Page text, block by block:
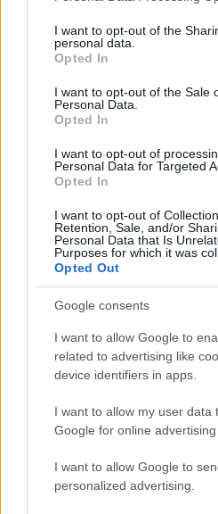
not limited to your visit or usage
grant or deny consent to Google
use your data for below specified
consent section.
I want to opt-out of the
personal data.
Opted In
I want to opt-out of the Sale
Personal Data.
Opted In
I want to opt-out of
Personal Data for Targeted
Opted In
I want to opt-out of
Retention, Sale, and/or
Personal Data that Is
Purposes for which it was
Opted Out
Google consents
I want to allow Google to
related to advertising like
device identifiers in apps.
I want to allow my user data
Google for online advertising
I want to allow Google to
personalized advertising.
Πιο
Μητσοτάκης στην
Κύπρου: «Ισχυρή
είσοδος της
Βαρβιτσιώτη:
εκείνο το σπάνιο
εποχής», είπε ο
Νέες απώλειες για
Παραιτήθηκαν
και Κοτσόργιος -
αυταπάτη»
Συνελήφθη στην
ΕΛΑΣ και έπεσε με
στα συντρίμμια του
Αυγερινός,
αποχωρήσαμε για
«συγκεντρωτικό